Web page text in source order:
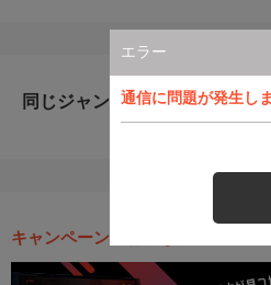
エラー
通信に問題が発生し
同じジャンルのおすすめ番組
キャンペーン・お得な情報